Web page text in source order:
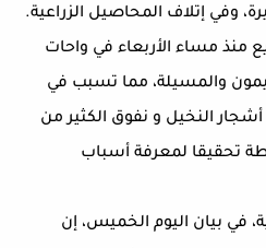
وفي إتلاف المحاصيل الزراعية.
منذ مساء الأربعاء في واحات
والمسيلة، مما تسبب في
النخيل و نفوق الكثير من
تحقيقا لمعرفة أسباب
في بيان اليوم الخميس، إن